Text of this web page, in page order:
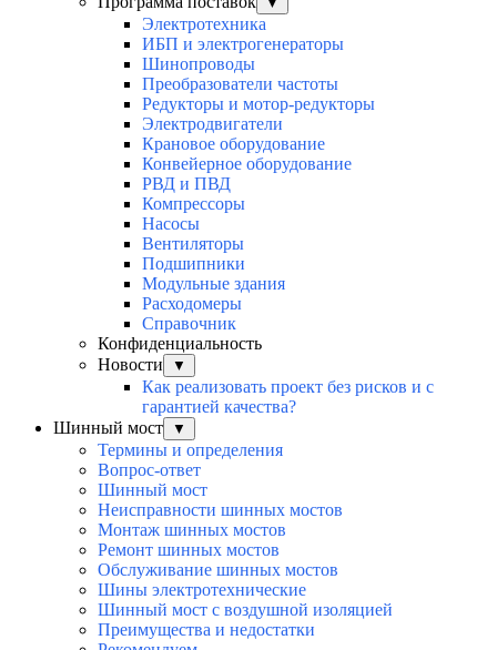
Электротехника
ИБП и электрогенераторы
Шинопроводы
Преобразователи частоты
Редукторы и мотор-редукторы
Электродвигатели
Крановое оборудование
Конвейерное оборудование
РВД и ПВД
Компрессоры
Насосы
Вентиляторы
Подшипники
Модульные здания
Расходомеры
Справочник
Конфиденциальность
Новости
▼
Как реализовать проект без рисков и с
гарантией качества?
Шинный мост
▼
Термины и определения
Вопрос-ответ
Шинный мост
Неисправности шинных мостов
Монтаж шинных мостов
Ремонт шинных мостов
Обслуживание шинных мостов
Шины электротехнические
Шинный мост с воздушной изоляцией
Преимущества и недостатки